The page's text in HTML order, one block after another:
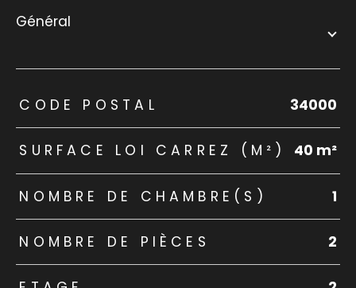
général
TRAD_ZEPHYR_Caracteristique TRAD_ZEPHYR_Valeurs
CODE POSTAL 34000
SURFACE LOI CARREZ (M²) 40 m²
NOMBRE DE CHAMBRE(S) 1
NOMBRE DE PIÈCES 2